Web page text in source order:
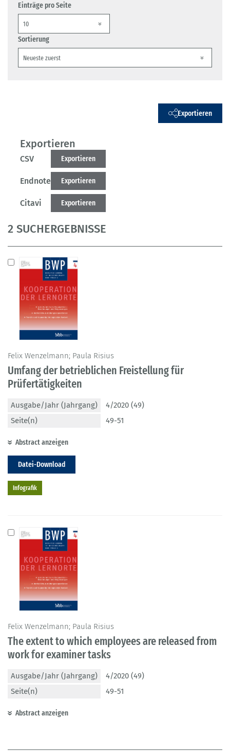
Einträge pro Seite
Sortierung
Exportieren
Exportieren
CSV Exportieren
Endnote Exportieren
Citavi Exportieren
2 SUCHERGEBNISSE
Felix Wenzelmann; Paula Risius
Umfang der betrieblichen Freistellung für
Prüfertätigkeiten
Ausgabe/Jahr (Jahrgang)
4/2020 (49)
Seite(n)
49-51
Abstract anzeigen
Datei-Download
Infografik
Felix Wenzelmann; Paula Risius
The extent to which employees are released from
work for examiner tasks
Ausgabe/Jahr (Jahrgang)
4/2020 (49)
Seite(n)
49-51
Abstract anzeigen